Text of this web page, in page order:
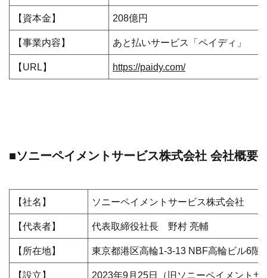
【資本金】 208億円
【事業内容】 あと払いサービス「ペイディ」
【URL】 https://paidy.com/
■ソニーペイメントサービス株式会社 会社概要
【社名】 ソニーペイメントサービス株式会社
【代表者】 代表取締役社長 野村 亮輔
【所在地】 東京都港区高輪1-3-13 NBF高輪ビル6階
【設立】 2023年9月25日（旧ソニーペイメント